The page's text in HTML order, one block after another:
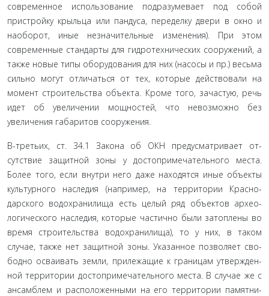
современное использование подразумевает под собой
пристройку крыльца или пандуса, переделку двери в окно и
наоборот, иные незначительные из­менения). При этом
современные стандарты для гидротехни­ческих сооружений, а
также новые типы оборудования для них (насосы и пр.) весьма
сильно могут отличаться от тех, ко­торые действовали на
момент строительства объекта. Кроме того, зачастую, речь
идет об увеличении мощностей, что не­возможно без
увеличения габаритов сооружения.
В-третьих, ст. 34.1 Закона об ОКН предусматривает от­
сутствие защитной зоны у достопримечательного места.
Более того, если внутри него даже находятся иные объекты
культурного наследия (например, на территории Красно­
дарского водохранилища есть целый ряд объектов архео­
логического наследия, которые частично были затоплены во
время строительства водохранилища), то у них, в таком
случае, также нет защитной зоны. Указанное позволяет сво­
бодно осваивать земли, прилежащие к границам утвержден­
ной территории достопримечательного места. В случае же с
ансамблем и расположенными на его территории памятни­